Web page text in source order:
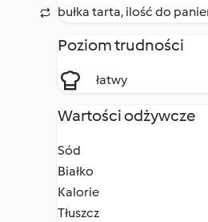
bułka tarta, ilość do
Poziom trudności
łatwy
Wartości odżywcze
Sód
Białko
Kalorie
Tłuszcz